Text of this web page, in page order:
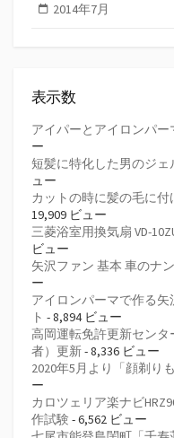
2014年7月
表示数
アイパーとアイロンパー
ー
短髪に特化した男のジ
ュー
カットの時に髪の毛に
19,909 ビュー
三菱浴室用換気扇 VD-
ビュー
矢沢ファン 基本 車のナ
ー
アイロンパーマで作る
ト - 8,894 ビュー
高岡運転免許更新セン
者）更新- 8,336 ビュー
2020年5月より「顔剃り
ー
カロツェリア楽ナビ
作試験 - 6,562 ビュー